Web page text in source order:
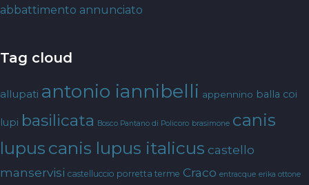
abbattimento annunciato
Tag cloud
allupati antonio iannibelli appennino balla coi
lupi basilicata Bosco Pantano di Policoro brasimone canis
lupus canis lupus italicus castello
manservisi castelluccio porretta terme Craco entracque erika ottone